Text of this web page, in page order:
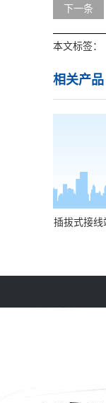
下一条
本文标签：
相关产品
插拔式接